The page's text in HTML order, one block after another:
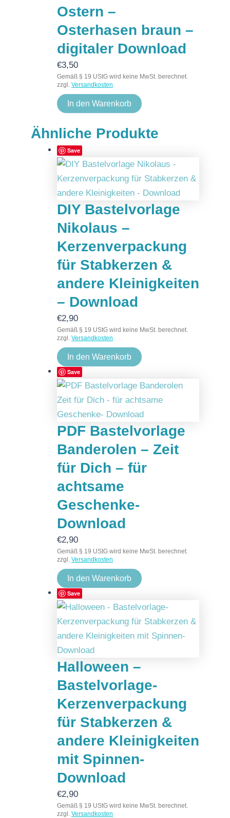
Ostern –
Osterhasen braun –
digitaler Download
€3,50
Gemäß § 19 UStG wird keine MwSt. berechnet.
zzgl. Versandkosten
In den Warenkorb
Ähnliche Produkte
Save
DIY Bastelvorlage
Nikolaus –
Kerzenverpackung
für Stabkerzen &
andere Kleinigkeiten
– Download
€2,90
Gemäß § 19 UStG wird keine MwSt. berechnet.
zzgl. Versandkosten
In den Warenkorb
Save
PDF Bastelvorlage
Banderolen – Zeit
für Dich – für
achtsame
Geschenke-
Download
€2,90
Gemäß § 19 UStG wird keine MwSt. berechnet.
zzgl. Versandkosten
In den Warenkorb
Save
Halloween –
Bastelvorlage-
Kerzenverpackung
für Stabkerzen &
andere Kleinigkeiten
mit Spinnen-
Download
€2,90
Gemäß § 19 UStG wird keine MwSt. berechnet.
zzgl. Versandkosten